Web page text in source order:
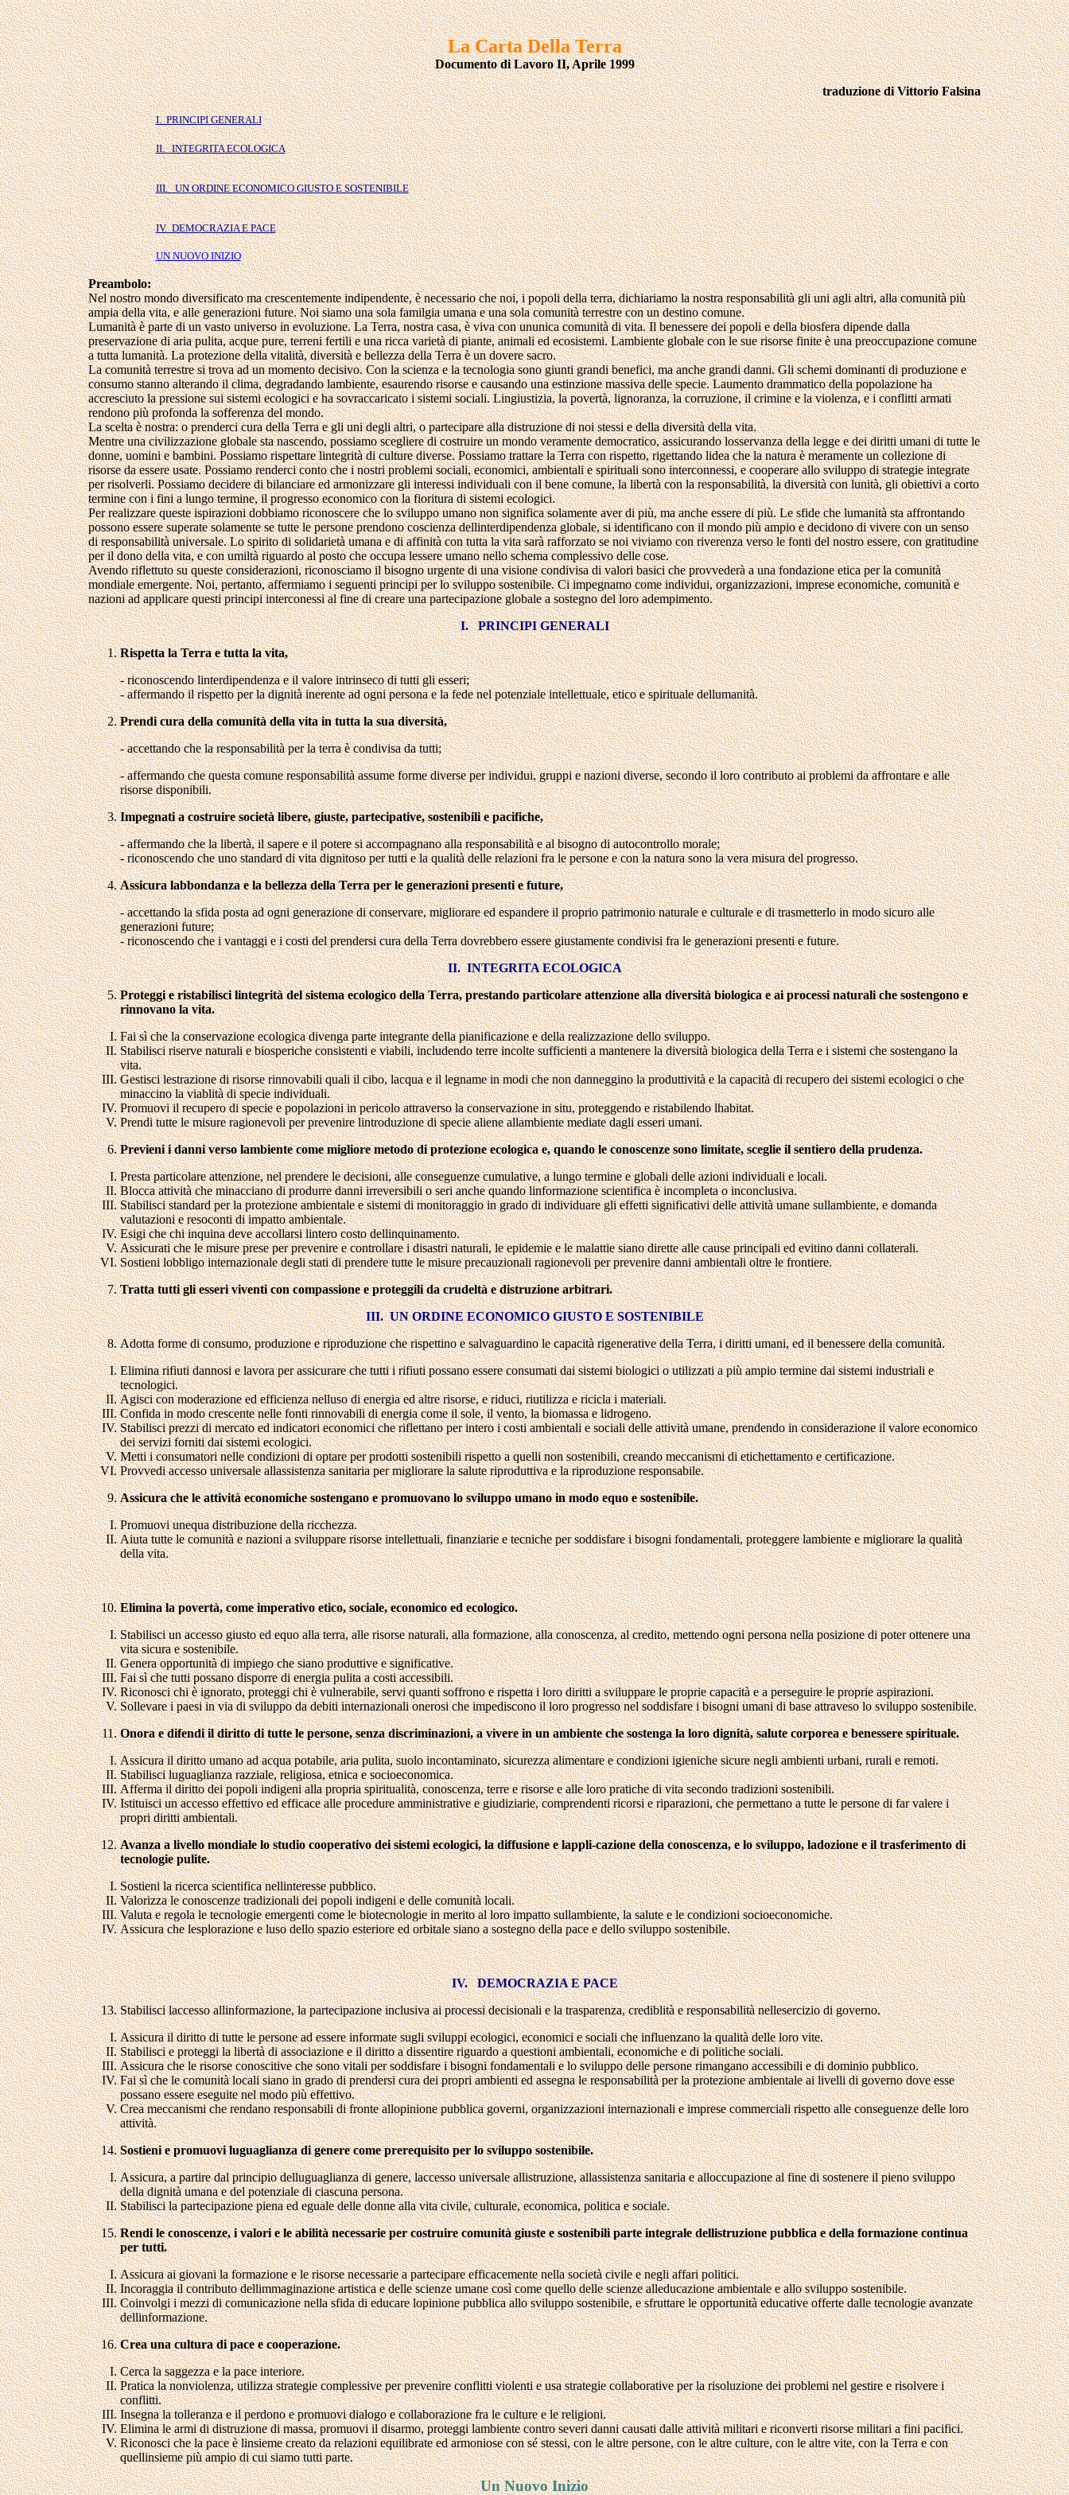
La Carta Della Terra
Documento di Lavoro II, Aprile 1999
traduzione di Vittorio Falsina
I. PRINCIPI GENERALI
II. INTEGRITA ECOLOGICA
III. UN ORDINE ECONOMICO GIUSTO E SOSTENIBILE
IV. DEMOCRAZIA E PACE
UN NUOVO INIZIO
Preambolo:
Nel nostro mondo diversificato ma crescentemente indipendente, è necessario che noi, i popoli della terra, dichiariamo la nostra responsabilità gli uni agli altri, alla comunità più
ampia della vita, e alle generazioni future. Noi siamo una sola familgia umana e una sola comunità terrestre con un destino comune.
Lumanità è parte di un vasto universo in evoluzione. La Terra, nostra casa, è viva con ununica comunità di vita. Il benessere dei popoli e della biosfera dipende dalla
preservazione di aria pulita, acque pure, terreni fertili e una ricca varietà di piante, animali ed ecosistemi. Lambiente globale con le sue risorse finite è una preoccupazione comune
a tutta lumanità. La protezione della vitalità, diversità e bellezza della Terra è un dovere sacro.
La comunità terrestre si trova ad un momento decisivo. Con la scienza e la tecnologia sono giunti grandi benefici, ma anche grandi danni. Gli schemi dominanti di produzione e
consumo stanno alterando il clima, degradando lambiente, esaurendo risorse e causando una estinzione massiva delle specie. Laumento drammatico della popolazione ha
accresciuto la pressione sui sistemi ecologici e ha sovraccaricato i sistemi sociali. Lingiustizia, la povertà, lignoranza, la corruzione, il crimine e la violenza, e i conflitti armati
rendono più profonda la sofferenza del mondo.
La scelta è nostra: o prenderci cura della Terra e gli uni degli altri, o partecipare alla distruzione di noi stessi e della diversità della vita.
Mentre una civilizzazione globale sta nascendo, possiamo scegliere di costruire un mondo veramente democratico, assicurando losservanza della legge e dei diritti umani di tutte le
donne, uomini e bambini. Possiamo rispettare lintegrità di culture diverse. Possiamo trattare la Terra con rispetto, rigettando lidea che la natura è meramente un collezione di
risorse da essere usate. Possiamo renderci conto che i nostri problemi sociali, economici, ambientali e spirituali sono interconnessi, e cooperare allo sviluppo di strategie integrate
per risolverli. Possiamo decidere di bilanciare ed armonizzare gli interessi individuali con il bene comune, la libertà con la responsabilità, la diversità con lunità, gli obiettivi a corto
termine con i fini a lungo termine, il progresso economico con la fioritura di sistemi ecologici.
Per realizzare queste ispirazioni dobbiamo riconoscere che lo sviluppo umano non significa solamente aver di più, ma anche essere di più. Le sfide che lumanità sta affrontando
possono essere superate solamente se tutte le persone prendono coscienza dellinterdipendenza globale, si identificano con il mondo più ampio e decidono di vivere con un senso
di responsabilità universale. Lo spirito di solidarietà umana e di affinità con tutta la vita sarà rafforzato se noi viviamo con riverenza verso le fonti del nostro essere, con gratitudine
per il dono della vita, e con umiltà riguardo al posto che occupa lessere umano nello schema complessivo delle cose.
Avendo riflettuto su queste considerazioni, riconosciamo il bisogno urgente di una visione condivisa di valori basici che provvederà a una fondazione etica per la comunità
mondiale emergente. Noi, pertanto, affermiamo i seguenti principi per lo sviluppo sostenibile. Ci impegnamo come individui, organizzazioni, imprese economiche, comunità e
nazioni ad applicare questi principi interconessi al fine di creare una partecipazione globale a sostegno del loro adempimento.
I. PRINCIPI GENERALI
Rispetta la Terra e tutta la vita,
- riconoscendo linterdipendenza e il valore intrinseco di tutti gli esseri;
- affermando il rispetto per la dignità inerente ad ogni persona e la fede nel potenziale intellettuale, etico e spirituale dellumanità.
Prendi cura della comunità della vita in tutta la sua diversità,
- accettando che la responsabilità per la terra è condivisa da tutti;
- affermando che questa comune responsabilità assume forme diverse per individui, gruppi e nazioni diverse, secondo il loro contributo ai problemi da affrontare e alle
risorse disponibili.
Impegnati a costruire società libere, giuste, partecipative, sostenibili e pacifiche,
- affermando che la libertà, il sapere e il potere si accompagnano alla responsabilità e al bisogno di autocontrollo morale;
- riconoscendo che uno standard di vita dignitoso per tutti e la qualità delle relazioni fra le persone e con la natura sono la vera misura del progresso.
Assicura labbondanza e la bellezza della Terra per le generazioni presenti e future,
- accettando la sfida posta ad ogni generazione di conservare, migliorare ed espandere il proprio patrimonio naturale e culturale e di trasmetterlo in modo sicuro alle
generazioni future;
- riconoscendo che i vantaggi e i costi del prendersi cura della Terra dovrebbero essere giustamente condivisi fra le generazioni presenti e future.
II. INTEGRITA ECOLOGICA
Proteggi e ristabilisci lintegrità del sistema ecologico della Terra, prestando particolare attenzione alla diversità biologica e ai processi naturali che sostengono e
rinnovano la vita.
Fai sì che la conservazione ecologica divenga parte integrante della pianificazione e della realizzazione dello sviluppo.
Stabilisci riserve naturali e biosperiche consistenti e viabili, includendo terre incolte sufficienti a mantenere la diversità biologica della Terra e i sistemi che sostengano la
vita.
Gestisci lestrazione di risorse rinnovabili quali il cibo, lacqua e il legname in modi che non danneggino la produttività e la capacità di recupero dei sistemi ecologici o che
minaccino la viablità di specie individuali.
Promuovi il recupero di specie e popolazioni in pericolo attraverso la conservazione in situ, proteggendo e ristabilendo lhabitat.
Prendi tutte le misure ragionevoli per prevenire lintroduzione di specie aliene allambiente mediate dagli esseri umani.
Previeni i danni verso lambiente come migliore metodo di protezione ecologica e, quando le conoscenze sono limitate, sceglie il sentiero della prudenza.
Presta particolare attenzione, nel prendere le decisioni, alle conseguenze cumulative, a lungo termine e globali delle azioni individuali e locali.
Blocca attività che minacciano di produrre danni irreversibili o seri anche quando linformazione scientifica è incompleta o inconclusiva.
Stabilisci standard per la protezione ambientale e sistemi di monitoraggio in grado di individuare gli effetti significativi delle attività umane sullambiente, e domanda
valutazioni e resoconti di impatto ambientale.
Esigi che chi inquina deve accollarsi lintero costo dellinquinamento.
Assicurati che le misure prese per prevenire e controllare i disastri naturali, le epidemie e le malattie siano dirette alle cause principali ed evitino danni collaterali.
Sostieni lobbligo internazionale degli stati di prendere tutte le misure precauzionali ragionevoli per prevenire danni ambientali oltre le frontiere.
Tratta tutti gli esseri viventi con compassione e proteggili da crudeltà e distruzione arbitrari.
III. UN ORDINE ECONOMICO GIUSTO E SOSTENIBILE
Adotta forme di consumo, produzione e riproduzione che rispettino e salvaguardino le capacità rigenerative della Terra, i diritti umani, ed il benessere della comunità.
Elimina rifiuti dannosi e lavora per assicurare che tutti i rifiuti possano essere consumati dai sistemi biologici o utilizzati a più ampio termine dai sistemi industriali e
tecnologici.
Agisci con moderazione ed efficienza nelluso di energia ed altre risorse, e riduci, riutilizza e ricicla i materiali.
Confida in modo crescente nelle fonti rinnovabili di energia come il sole, il vento, la biomassa e lidrogeno.
Stabilisci prezzi di mercato ed indicatori economici che riflettano per intero i costi ambientali e sociali delle attività umane, prendendo in considerazione il valore economico
dei servizi forniti dai sistemi ecologici.
Metti i consumatori nelle condizioni di optare per prodotti sostenibili rispetto a quelli non sostenibili, creando meccanismi di etichettamento e certificazione.
Provvedi accesso universale allassistenza sanitaria per migliorare la salute riproduttiva e la riproduzione responsabile.
Assicura che le attività economiche sostengano e promuovano lo sviluppo umano in modo equo e sostenibile.
Promuovi unequa distribuzione della ricchezza.
Aiuta tutte le comunità e nazioni a sviluppare risorse intellettuali, finanziarie e tecniche per soddisfare i bisogni fondamentali, proteggere lambiente e migliorare la qualità
della vita.
Elimina la povertà, come imperativo etico, sociale, economico ed ecologico.
Stabilisci un accesso giusto ed equo alla terra, alle risorse naturali, alla formazione, alla conoscenza, al credito, mettendo ogni persona nella posizione di poter ottenere una
vita sicura e sostenibile.
Genera opportunità di impiego che siano produttive e significative.
Fai sì che tutti possano disporre di energia pulita a costi accessibili.
Riconosci chi è ignorato, proteggi chi è vulnerabile, servi quanti soffrono e rispetta i loro diritti a sviluppare le proprie capacità e a perseguire le proprie aspirazioni.
Sollevare i paesi in via di sviluppo da debiti internazionali onerosi che impediscono il loro progresso nel soddisfare i bisogni umani di base attraveso lo sviluppo sostenibile.
Onora e difendi il diritto di tutte le persone, senza discriminazioni, a vivere in un ambiente che sostenga la loro dignità, salute corporea e benessere spirituale.
Assicura il diritto umano ad acqua potabile, aria pulita, suolo incontaminato, sicurezza alimentare e condizioni igieniche sicure negli ambienti urbani, rurali e remoti.
Stabilisci luguaglianza razziale, religiosa, etnica e socioeconomica.
Afferma il diritto dei popoli indigeni alla propria spiritualità, conoscenza, terre e risorse e alle loro pratiche di vita secondo tradizioni sostenibili.
Istituisci un accesso effettivo ed efficace alle procedure amministrative e giudiziarie, comprendenti ricorsi e riparazioni, che permettano a tutte le persone di far valere i
propri diritti ambientali.
Avanza a livello mondiale lo studio cooperativo dei sistemi ecologici, la diffusione e lappli-cazione della conoscenza, e lo sviluppo, ladozione e il trasferimento di
tecnologie pulite.
Sostieni la ricerca scientifica nellinteresse pubblico.
Valorizza le conoscenze tradizionali dei popoli indigeni e delle comunità locali.
Valuta e regola le tecnologie emergenti come le biotecnologie in merito al loro impatto sullambiente, la salute e le condizioni socioeconomiche.
Assicura che lesplorazione e luso dello spazio esteriore ed orbitale siano a sostegno della pace e dello sviluppo sostenibile.
IV. DEMOCRAZIA E PACE
Stabilisci laccesso allinformazione, la partecipazione inclusiva ai processi decisionali e la trasparenza, crediblità e responsabilità nellesercizio di governo.
Assicura il diritto di tutte le persone ad essere informate sugli sviluppi ecologici, economici e sociali che influenzano la qualità delle loro vite.
Stabilisci e proteggi la libertà di associazione e il diritto a dissentire riguardo a questioni ambientali, economiche e di politiche sociali.
Assicura che le risorse conoscitive che sono vitali per soddisfare i bisogni fondamentali e lo sviluppo delle persone rimangano accessibili e di dominio pubblico.
Fai sì che le comunità locali siano in grado di prendersi cura dei propri ambienti ed assegna le responsabilità per la protezione ambientale ai livelli di governo dove esse
possano essere eseguite nel modo più effettivo.
Crea meccanismi che rendano responsabili di fronte allopinione pubblica governi, organizzazioni internazionali e imprese commerciali rispetto alle conseguenze delle loro
attività.
Sostieni e promuovi luguaglianza di genere come prerequisito per lo sviluppo sostenibile.
Assicura, a partire dal principio delluguaglianza di genere, laccesso universale allistruzione, allassistenza sanitaria e alloccupazione al fine di sostenere il pieno sviluppo
della dignità umana e del potenziale di ciascuna persona.
Stabilisci la partecipazione piena ed eguale delle donne alla vita civile, culturale, economica, politica e sociale.
Rendi le conoscenze, i valori e le abilità necessarie per costruire comunità giuste e sostenibili parte integrale dellistruzione pubblica e della formazione continua
per tutti.
Assicura ai giovani la formazione e le risorse necessarie a partecipare efficacemente nella società civile e negli affari politici.
Incoraggia il contributo dellimmaginazione artistica e delle scienze umane così come quello delle scienze alleducazione ambientale e allo sviluppo sostenibile.
Coinvolgi i mezzi di comunicazione nella sfida di educare lopinione pubblica allo sviluppo sostenibile, e sfruttare le opportunità educative offerte dalle tecnologie avanzate
dellinformazione.
Crea una cultura di pace e cooperazione.
Cerca la saggezza e la pace interiore.
Pratica la nonviolenza, utilizza strategie complessive per prevenire conflitti violenti e usa strategie collaborative per la risoluzione dei problemi nel gestire e risolvere i
conflitti.
Insegna la tolleranza e il perdono e promuovi dialogo e collaborazione fra le culture e le religioni.
Elimina le armi di distruzione di massa, promuovi il disarmo, proteggi lambiente contro severi danni causati dalle attività militari e riconverti risorse militari a fini pacifici.
Riconosci che la pace è linsieme creato da relazioni equilibrate ed armoniose con sé stessi, con le altre persone, con le altre culture, con le altre vite, con la Terra e con
quellinsieme più ampio di cui siamo tutti parte.
Un Nuovo Inizio